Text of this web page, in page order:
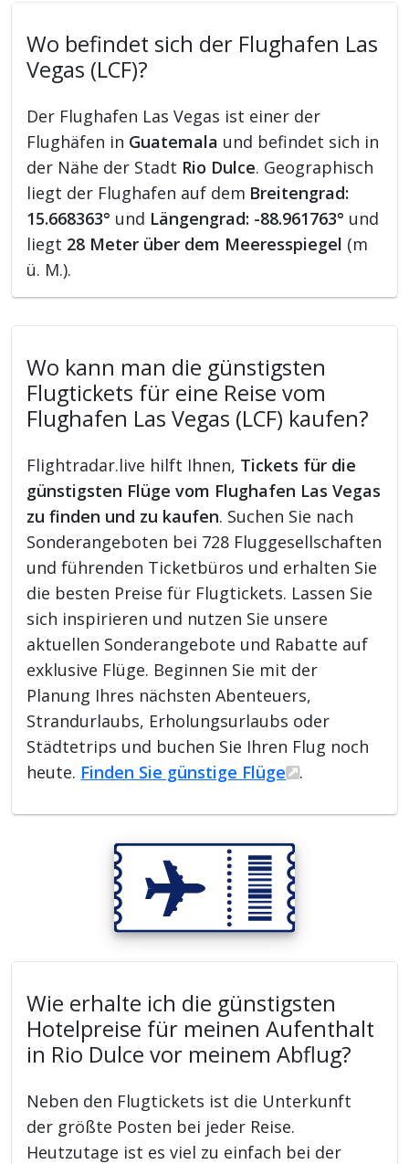
Wo befindet sich der Flughafen Las
Vegas (LCF)?
Der Flughafen Las Vegas ist einer der
Flughäfen in Guatemala und befindet sich in
der Nähe der Stadt Rio Dulce. Geographisch
liegt der Flughafen auf dem Breitengrad:
15.668363° und Längengrad: -88.961763° und
liegt 28 Meter über dem Meeresspiegel (m
ü. M.).
Wo kann man die günstigsten
Flugtickets für eine Reise vom
Flughafen Las Vegas (LCF) kaufen?
Flightradar.live hilft Ihnen, Tickets für die
günstigsten Flüge vom Flughafen Las Vegas
zu finden und zu kaufen. Suchen Sie nach
Sonderangeboten bei 728 Fluggesellschaften
und führenden Ticketbüros und erhalten Sie
die besten Preise für Flugtickets. Lassen Sie
sich inspirieren und nutzen Sie unsere
aktuellen Sonderangebote und Rabatte auf
exklusive Flüge. Beginnen Sie mit der
Planung Ihres nächsten Abenteuers,
Strandurlaubs, Erholungsurlaubs oder
Städtetrips und buchen Sie Ihren Flug noch
heute. Finden Sie günstige Flüge .
Wie erhalte ich die günstigsten
Hotelpreise für meinen Aufenthalt
in Rio Dulce vor meinem Abflug?
Neben den Flugtickets ist die Unterkunft
der größte Posten bei jeder Reise.
Heutzutage ist es viel zu einfach bei der